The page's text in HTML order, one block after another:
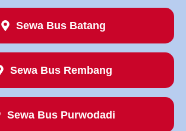
Sewa Bus Batang
Sewa Bus Rembang
Sewa Bus Purwodadi